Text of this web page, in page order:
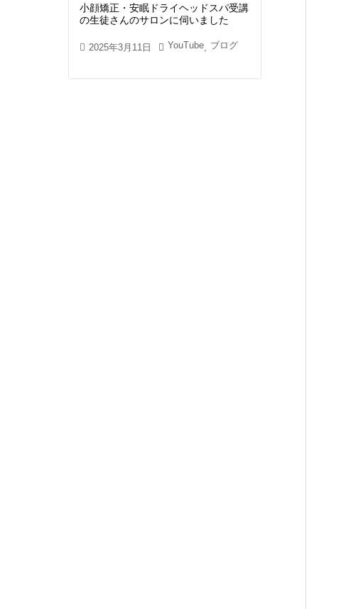
小顔矯正・安眠ドライヘッドスパ受講
の生徒さんのサロンに伺いました
2025年3月11日 YouTube ブログ